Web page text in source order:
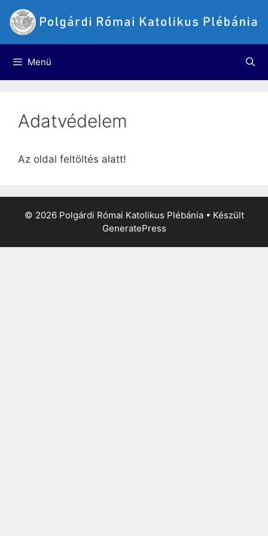
Kilépés
tartalomba
Menü
Adatvédelem
Az oldal feltöltés alatt!
© 2026 Polgárdi Római Katolikus Plébánia• Készült
GeneratePress